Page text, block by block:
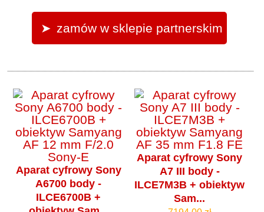
zamów w sklepie partnerskim
Aparat cyfrowy Sony
A6700 body -
ILCE6700B +
Aparat cyfrowy Sony
A7 III body -
ILCE7M3B + obiektyw
Sam...